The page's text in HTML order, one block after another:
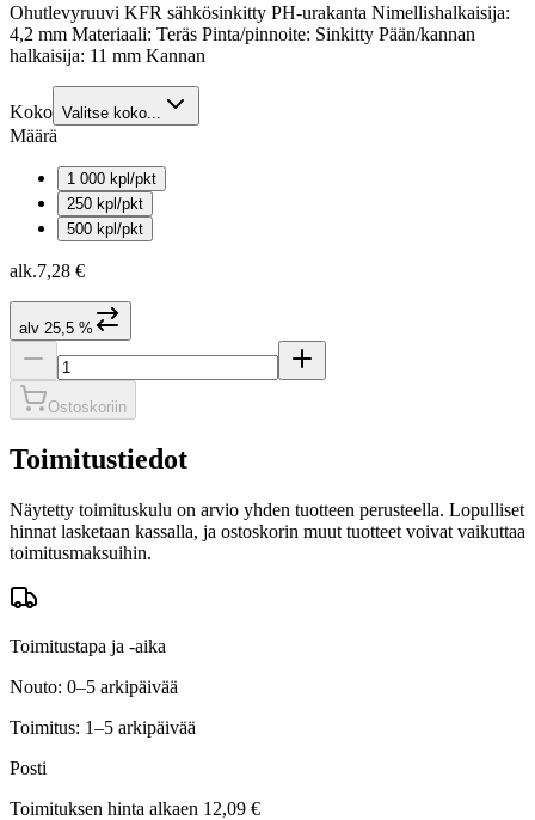
Ohutlevyruuvi KFR sähkösinkitty PH-urakanta Nimellishalkaisija:
4,2 mm Materiaali: Teräs Pinta/pinnoite: Sinkitty Pään/kannan
halkaisija: 11 mm Kannan
Koko Valitse koko...
Määrä
1 000 kpl/pkt
250 kpl/pkt
500 kpl/pkt
alk.7,28 €
alv 25,5 %
Ostoskoriin
Toimitustiedot
Näytetty toimituskulu on arvio yhden tuotteen perusteella. Lopulliset
hinnat lasketaan kassalla, ja ostoskorin muut tuotteet voivat vaikuttaa
toimitusmaksuihin.
Toimitustapa ja -aika
Nouto: 0–5 arkipäivää
Toimitus: 1–5 arkipäivää
Posti
Toimituksen hinta alkaen 12,09 €